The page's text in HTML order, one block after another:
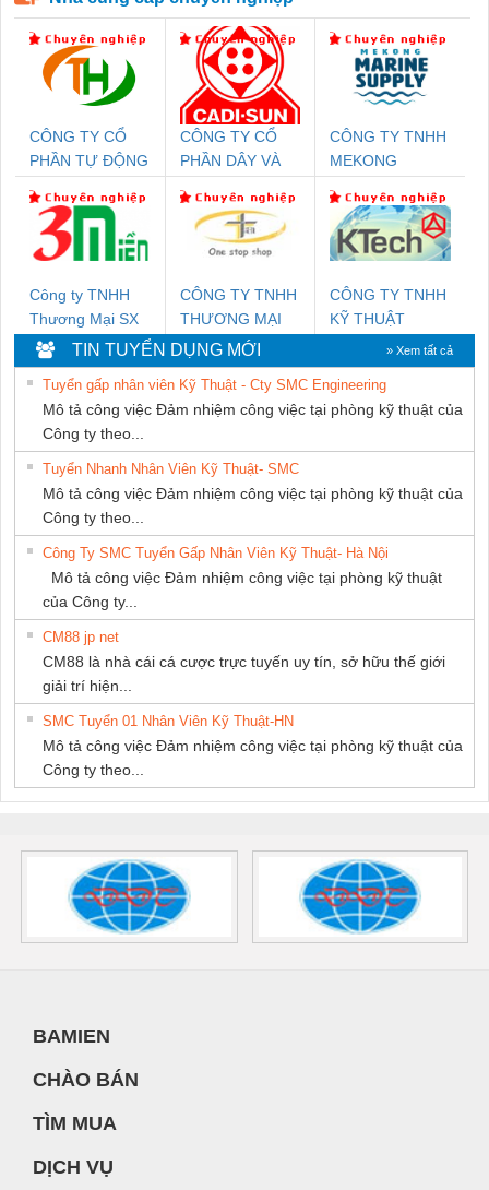
CÔNG TY CỔ
PHẦN TỰ ĐỘNG
CÔNG TY CỔ
PHẦN DÂY VÀ
THƯỢNG ĐÌNH
CÔNG TY TNHH
MEKONG
SUPPLY
Công ty TNHH
Thương Mại SX
Ba Miền
CÔNG TY TNHH
THƯƠNG MẠI
THIÊN ÂN VIỆT
NAM
CÔNG TY TNHH
KỸ THUẬT
KTECH VIỆT
NAM
TIN TUYỂN DỤNG MỚI » Xem tất cả
Tuyển gấp nhân viên Kỹ Thuật - Cty SMC Engineering
Mô tả công việc Đảm nhiệm công việc tại phòng kỹ thuật của
Công ty theo...
Tuyển Nhanh Nhân Viên Kỹ Thuật- SMC
Mô tả công việc Đảm nhiệm công việc tại phòng kỹ thuật của
Công ty theo...
Công Ty SMC Tuyển Gấp Nhân Viên Kỹ Thuật- Hà Nội
Mô tả công việc Đảm nhiệm công việc tại phòng kỹ thuật
của Công ty...
CM88 jp net
CM88 là nhà cái cá cược trực tuyến uy tín, sở hữu thế giới
giải trí hiện...
SMC Tuyển 01 Nhân Viên Kỹ Thuật-HN
Mô tả công việc Đảm nhiệm công việc tại phòng kỹ thuật của
Công ty theo...
BAMIEN
CHÀO BÁN
TÌM MUA
DỊCH VỤ